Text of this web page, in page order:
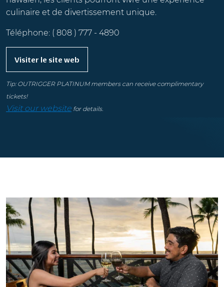
culinaire et de divertissement unique.
Téléphone: ( 808 ) 777 - 4890
Visiter le site web
Tip: OUTRIGGER PLATINUM members can receive complimentary
tickets!
Visit our website for details.